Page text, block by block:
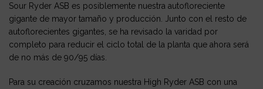
Sour Ryder ASB es posiblemente nuestra autofloreciente
gigante de mayor tamaño y producción. Junto con el resto de
autoflorecientes gigantes, se ha revisado la varidad por
completo para reducir el ciclo total de la planta que ahora será
de no más de 90/95 días.
Para su creación cruzamos nuestra High Ryder ASB con una